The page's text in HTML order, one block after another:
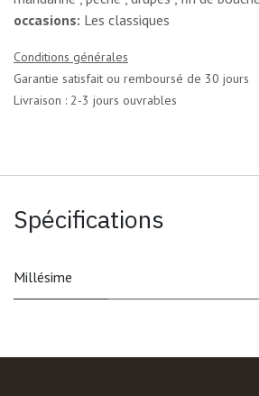
occasions: Les classiques
Conditions générales
Garantie satisfait ou remboursé de 30 jours
Livraison : 2-3 jours ouvrables
Spécifications
Millésime